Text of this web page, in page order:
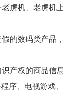
虎机、老虎机
的数码类产品
产权的商品信
序、电视游戏